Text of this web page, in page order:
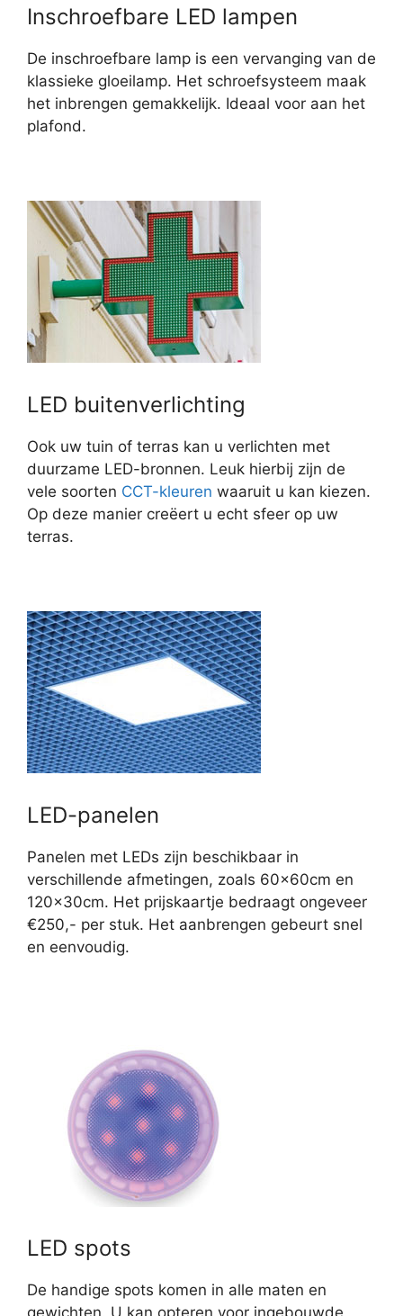
Inschroefbare LED lampen
De inschroefbare lamp is een vervanging van de
klassieke gloeilamp. Het schroefsysteem maak
het inbrengen gemakkelijk. Ideaal voor aan het
plafond.
LED buitenverlichting
Ook uw tuin of terras kan u verlichten met
duurzame LED-bronnen. Leuk hierbij zijn de
vele soorten CCT-kleuren waaruit u kan kiezen.
Op deze manier creëert u echt sfeer op uw
terras.
LED-panelen
Panelen met LEDs zijn beschikbaar in
verschillende afmetingen, zoals 60x60cm en
120x30cm. Het prijskaartje bedraagt ongeveer
€250,- per stuk. Het aanbrengen gebeurt snel
en eenvoudig.
LED spots
De handige spots komen in alle maten en